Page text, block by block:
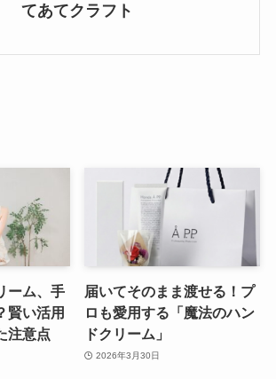
てあてクラフト
ーム、手
賢い活用
注意点
届いてそのまま渡せる！プ
ロも愛用する「魔法のハン
ドクリーム」
2026年3月30日